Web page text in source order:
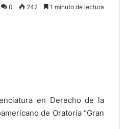
0 242 1 minuto de lectura
en Derecho de la
de Oratoria “Gran